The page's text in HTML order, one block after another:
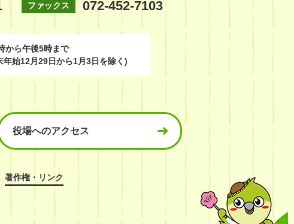
ファックス 072-452-7103
から午後5時まで
年始12月29日から1月3日を除く)
役場へのアクセス
著作権・リンク